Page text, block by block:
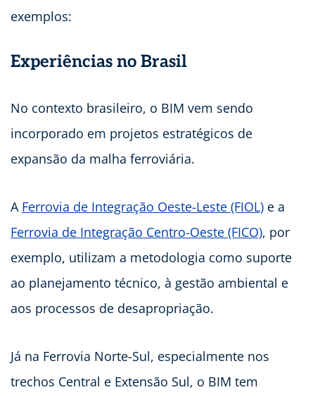
exemplos:
Experiências no Brasil
No contexto brasileiro, o BIM vem sendo
incorporado em projetos estratégicos de
expansão da malha ferroviária.
A Ferrovia de Integração Oeste-Leste (FIOL) e a
Ferrovia de Integração Centro-Oeste (FICO), por
exemplo, utilizam a metodologia como suporte
ao planejamento técnico, à gestão ambiental e
aos processos de desapropriação.
Já na Ferrovia Norte-Sul, especialmente nos
trechos Central e Extensão Sul, o BIM tem